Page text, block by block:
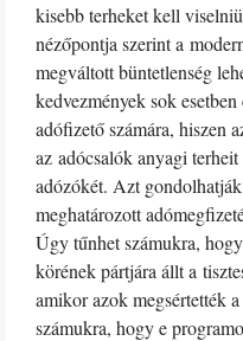
kisebb terheket kell
nézőpontja szerint a
megváltott büntetlenség
kedvezmények sok
adófizető számára, hiszen
az adócsalók anyagi
adózókét. Azt
meghatározott
Úgy tűnhet számukra,
körének pártjára állt a
amikor azok megsértették
számukra, hogy e